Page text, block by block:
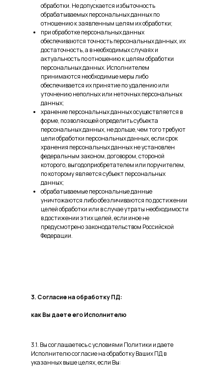
обработки. Не допускается избыточность
обрабатываемых персональных данных по
отношению к заявленным целям их обработки;
при обработке персональных данных
обеспечиваются точность персональных данных, их
достаточность, а в необходимых случаях и
актуальность по отношению к целям обработки
персональных данных. Исполнителем
принимаются необходимые меры либо
обеспечивается их принятие по удалению или
уточнению неполных или неточных персональных
данных;
хранение персональных данных осуществляется в
форме, позволяющей определить субъекта
персональных данных, не дольше, чем того требуют
цели обработки персональных данных, если срок
хранения персональных данных не установлен
федеральным законом, договором, стороной
которого, выгодоприобретателем или поручителем,
по которому является субъект персональных
данных;
обрабатываемые персональные данные
уничтожаются либо обезличиваются по достижении
целей обработки или в случае утраты необходимости
в достижении этих целей, если иное не
предусмотрено законодательством Российской
Федерации.
3. Согласие на обработку ПД:
как Вы даете его Исполнителю
3.1. Вы соглашаетесь с условиями Политики и даете
Исполнителю согласие на обработку Ваших ПД в
указанных выше целях, если Вы: